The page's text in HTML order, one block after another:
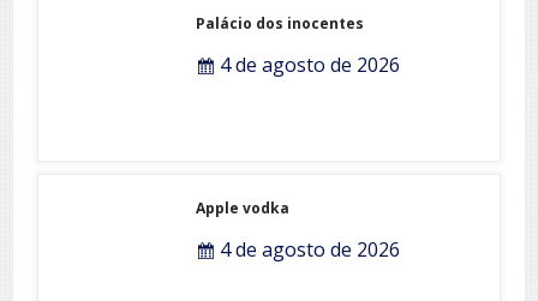
Palácio dos inocentes
4 de agosto de 2026
Apple vodka
4 de agosto de 2026